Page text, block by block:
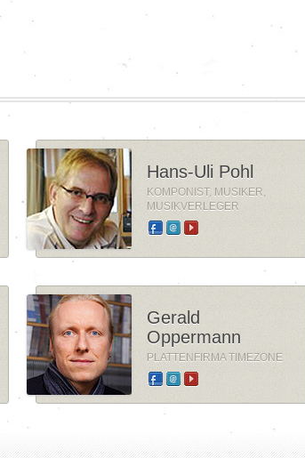
Hans-Uli Pohl
KOMPONIST, MUSIKER,
MUSIKVERLEGER
Gerald
Oppermann
PLATTENFIRMA TIMEZONE